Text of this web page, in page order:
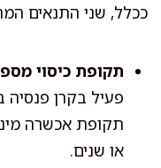
ככלל, שני התנאים
תקופת כיסוי
פעיל בקרן פנסיה
תקופת אכשרה
או שנים.